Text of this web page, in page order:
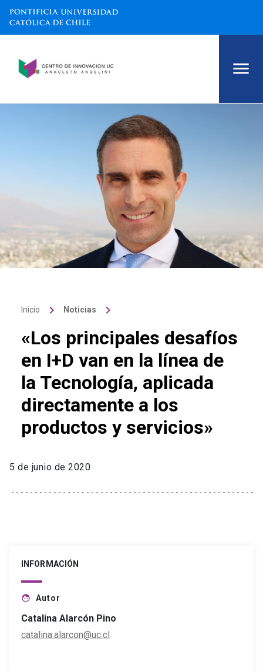
Inicio keyboard_arrow_right Noticias keyboard_arrow_right
«Los principales desafíos
en I+D van en la línea de
la Tecnología, aplicada
directamente a los
productos y servicios»
5 de junio de 2020
INFORMACIÓN
face Autor
Catalina Alarcón Pino
catalina.alarcon@uc.cl